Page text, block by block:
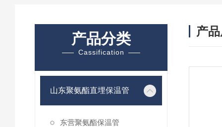
产品分类
Cassification
山东聚氨酯直埋保温管
东营聚氨酯保温管
产